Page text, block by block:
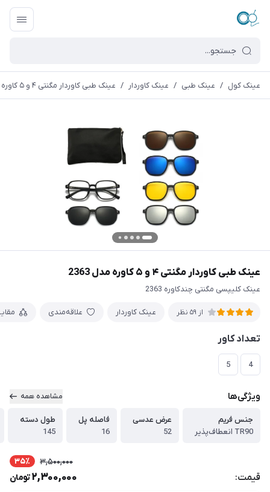
عینک کول / عینک طبی / عینک کاوردار / عینک طبی کاوردار مگنتی ۴ و ۵ کاوره مدل 2363
عینک طبی کاوردار مگنتی ۴ و ۵ کاوره مدل 2363
عینک کلیپسی مگنتی چندکاوره 2363
از 59 نظر عینک کاوردار علاقه‌مندی
تعداد کاور
4
5
ویژگی‌ها مشاهده همه
جنس فریم
TR90 انعطاف‌پذیر
عرض عدسی
52
فاصله پل
16
طول دسته
145
قیمت:
3,500,000 35٪
2,300,000تومان